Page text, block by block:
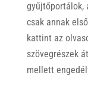
gyűjtőportálok,
csak annak
kattint az
szövegrészek
mellett